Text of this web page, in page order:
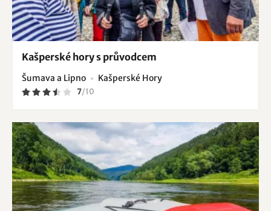
Kašperské hory s průvodcem
Šumava a Lipno Kašperské Hory
7/10